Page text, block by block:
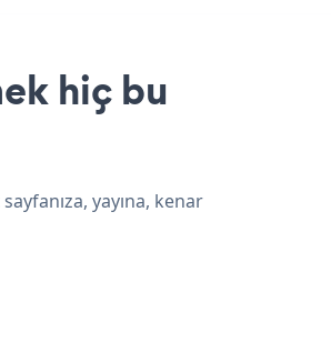
hiç bu
yayına, kenar